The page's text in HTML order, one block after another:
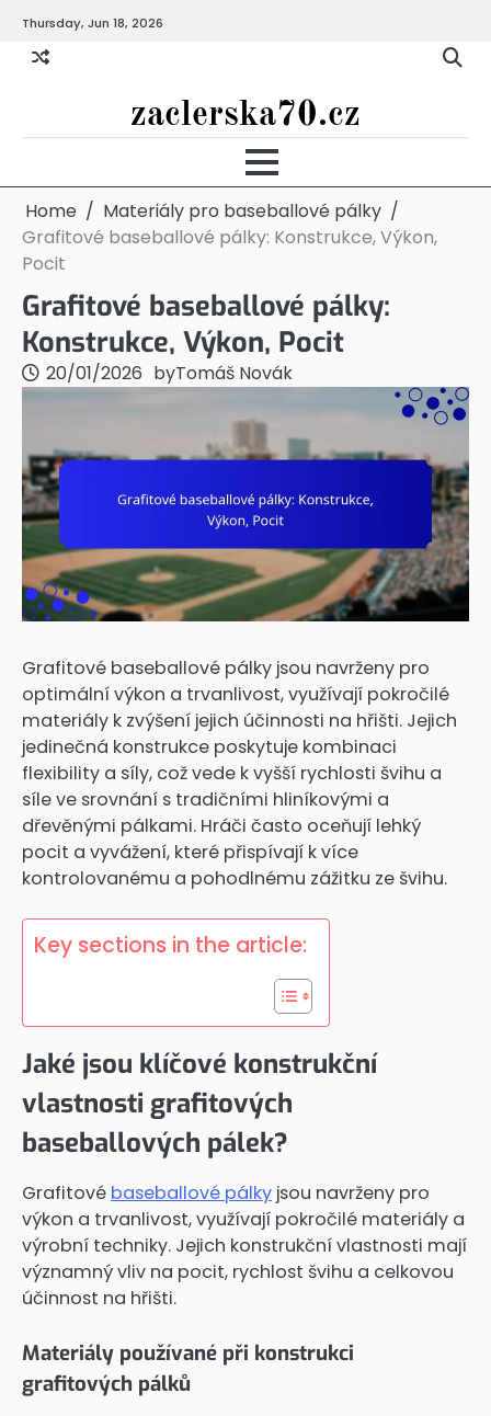
content
Thursday, Jun 18, 2026
zaclerska70.cz
Home
Materiály pro baseballové pálky
Grafitové baseballové pálky: Konstrukce, Výkon,
Pocit
Grafitové baseballové pálky:
Konstrukce, Výkon, Pocit
20/01/2026 byTomáš Novák
Grafitové baseballové pálky jsou navrženy pro
optimální výkon a trvanlivost, využívají pokročilé
materiály k zvýšení jejich účinnosti na hřišti. Jejich
jedinečná konstrukce poskytuje kombinaci
flexibility a síly, což vede k vyšší rychlosti švihu a
síle ve srovnání s tradičními hliníkovými a
dřevěnými pálkami. Hráči často oceňují lehký
pocit a vyvážení, které přispívají k více
kontrolovanému a pohodlnému zážitku ze švihu.
Key sections in the article:
Jaké jsou klíčové konstrukční
vlastnosti grafitových
baseballových pálek?
Grafitové baseballové pálky jsou navrženy pro
výkon a trvanlivost, využívají pokročilé materiály a
výrobní techniky. Jejich konstrukční vlastnosti mají
významný vliv na pocit, rychlost švihu a celkovou
účinnost na hřišti.
Materiály používané při konstrukci
grafitových pálků